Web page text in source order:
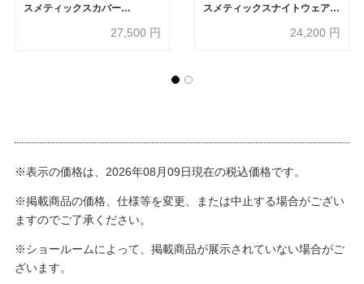
スメティックスカバー
ズ 全2色 nishikawa（西川）
27,500 円
スメティックスナイトウェア
女兼用 全3サイズ 全2色24,200 円
※表示の価格は、2026年08月09日現在の税込価格です。
※掲載商品の価格、仕様等を変更、または中止する場合がござい
ますのでご了承ください。
※ショールームによって、掲載商品が展示されていない場合がご
ざいます。